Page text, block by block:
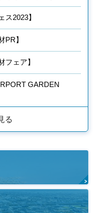
2023】
PR】
フェア】
GARDEN
る